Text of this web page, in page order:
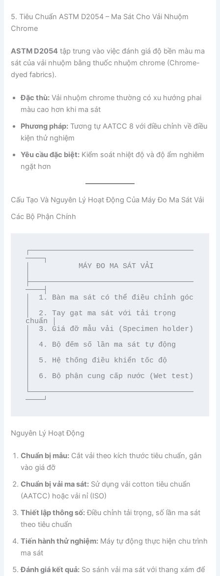
5. Tiêu Chuẩn ASTM D2054 – Ma Sát Cho Vải Nhuộm
Chrome
ASTM D2054 tập trung vào việc đánh giá độ bền màu ma
sát của vải nhuộm bằng thuốc nhuộm chrome (Chrome-
dyed fabrics).
Đặc thù: Vải nhuộm chrome thường có xu hướng phai
màu cao hơn khi ma sát
Phương pháp: Tương tự AATCC 8 với điều chỉnh về điều
kiện thử nghiệm
Yêu cầu đặc biệt: Kiểm soát nhiệt độ và độ ẩm nghiêm
ngặt hơn
Cấu Tạo Và Nguyên Lý Hoạt Động Của Máy Đo Ma Sát Vải
Các Bộ Phận Chính
┌─────────────────────────────────────
────┐
│           MÁY ĐO MA SÁT VẢI
├─────────────────────────────────────
────┤
│  1. Bàn ma sát có thể điều chỉnh góc
│  2. Tay gạt ma sát với tải trọng
chuẩn │
│  3. Giá đỡ mẫu vải (Specimen holder)
│  4. Bộ đếm số lần ma sát tự động
│  5. Hệ thống điều khiển tốc độ
│  6. Bộ phận cung cấp nước (Wet test)
└─────────────────────────────────────
Nguyên Lý Hoạt Động
Chuẩn bị mẫu: Cắt vải theo kích thước tiêu chuẩn, gắn
vào giá đỡ
Chuẩn bị vải ma sát: Sử dụng vải cotton tiêu chuẩn
(AATCC) hoặc vải nỉ (ISO)
Thiết lập thông số:Điều chỉnh tải trọng, số lần ma sát
theo tiêu chuẩn
Tiến hành thử nghiệm: Máy tự động thực hiện chu trình
ma sát
Đánh giá kết quả: So sánh vải ma sát với thang xám để